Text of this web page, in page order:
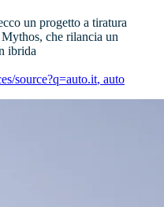
un progetto a tiratura
che rilancia un
ibrida
source?q=auto.it, auto